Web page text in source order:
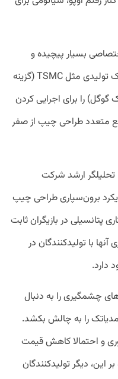
بسیار پیچیده و
پرهزینه است و شیائومی باید یک شریک تولیدی مثل TSMC‌ (گزینه
را برای اجرایی کردن
متعدد طراحی چیپ از صفر
ارشد شرکت
برون‌سپاری طراحی چیپ
پتانسیلی در بازیگران ثابت
با تولیدکنندگان در
دارد.
چشمگیری را به دنبال
را به چالش بکشد.
و احتمالا کاهش قیمت
این، دیگر تولیدکنندگان